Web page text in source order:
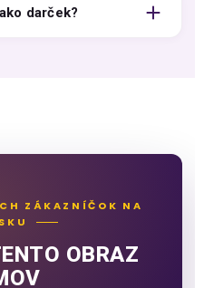
darček?
ZÁKAZNÍČOK NA
OBRAZ